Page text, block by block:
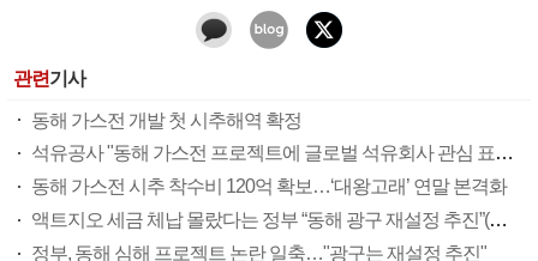
관련기사
동해 가스전 개발 첫 시추해역 확정
석유공사 "동해 가스전 프로젝트에 글로벌 석유회사 관심 표명"(종합)
동해 가스전 시추 착수비 120억 확보…‘대왕고래’ 연말 본격화
액트지오 세금 체납 몰랐다는 정부 “동해 광구 재설정 추진”(종합)
정부, 동해 심해 프로젝트 논란 일축…"광구는 재설정 추진"